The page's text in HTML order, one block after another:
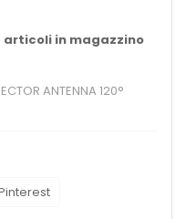
articoli in magazzino
ANTENNA 120°